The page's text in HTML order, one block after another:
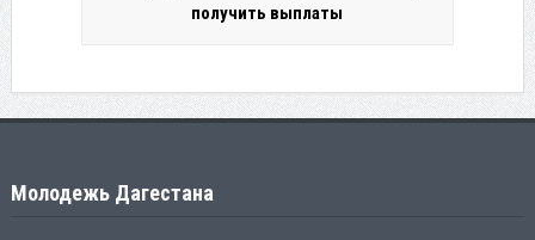
получить выплаты
Молодежь Дагестана